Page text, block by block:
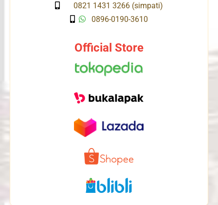
0821 1431 3266 (simpati)
0896-0190-3610
Official Store